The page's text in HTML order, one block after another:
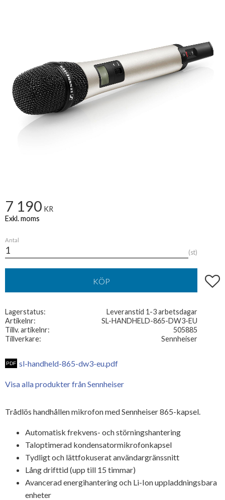
7 190 KR
Antal
st
KÖP Lägg
Lagerstatus
Leveranstid 1-3 arbetsdagar
Artikelnr
SL-HANDHELD-865-DW3-EU
Tillv. artikelnr
505885
Tillverkare
Sennheiser
sl-handheld-865-dw3-eu.pdf
Visa alla produkter från Sennheiser
Trådlös handhållen mikrofon med Sennheiser 865-kapsel.
Automatisk frekvens- och störningshantering
Taloptimerad kondensatormikrofonkapsel
Tydligt och lättfokuserat användargränssnitt
Lång drifttid (upp till 15 timmar)
Avancerad energihantering och Li-Ion uppladdningsbara
enheter